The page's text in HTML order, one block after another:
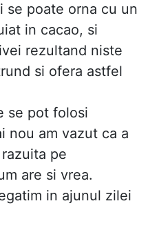
se poate orna cu un
in cacao, si
rezultand niste
si ofera astfel
se pot folosi
nou am vazut ca a
pe
are si vrea.
in ajunul zilei